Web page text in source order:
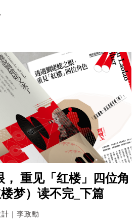
， 重见「红楼」四位角
梦）读不完_下篇
｜李政勳